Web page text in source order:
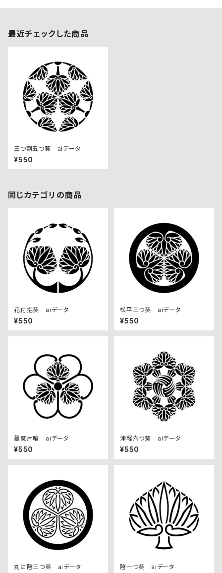
最近チェックした商品
三つ割五つ葵 aiデータ
¥550
同じカテゴリの商品
花付抱葵 aiデータ
¥550
松平三つ葵 aiデータ
¥550
蔓葵片喰 aiデータ
¥550
津軽六つ葵 aiデータ
¥550
丸に陰三つ葵 aiデータ 陰一つ葵 aiデータ